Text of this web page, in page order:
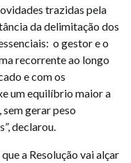
trazidas pela
da delimitação dos
o gestor e o
recorrente ao longo
e com os
um equilíbrio maior a
gerar peso
declarou.
a Resolução vai alçar